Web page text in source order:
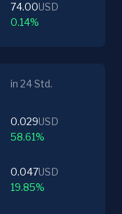
74.00USD
0.14%
in 24 Std.
0.029USD
58.61%
0.047USD
19.85%